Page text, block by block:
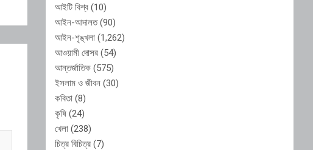
আইটি বিশ্ব (10)
আইন-আদালত(90)
আইন-শৃঙ্খলা (1,262)
আওয়ামী দোসর (54)
আন্তর্জাতিক (575)
ইসলাম ও জীবন (30)
কবিতা (8)
কৃষি (24)
খেলা (238)
চিত্র বিচিত্র (7)